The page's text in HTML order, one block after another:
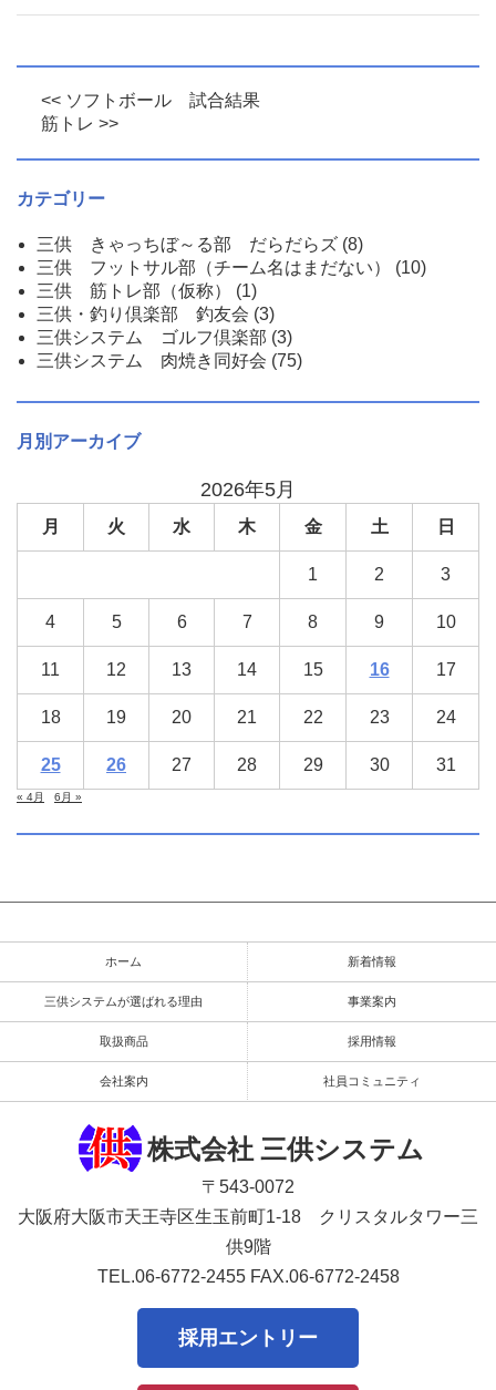
<< ソフトボール 試合結果
筋トレ >>
カテゴリー
三供 きゃっちぼ～る部 だらだらズ(8)
三供 フットサル部（チーム名はまだない）
(10)
三供 筋トレ部（仮称）
(1)
三供・釣り倶楽部 釣友会 (3)
三供システム ゴルフ倶楽部 (3)
三供システム 肉焼き同好会 (75)
月別アーカイブ
2026年5月
月 火 水 木 金 土 日
1 2 3
4 5 6 7 8 9 10
11 12 13 14 15 16 17
18 19 20 21 22 23 24
25 26 27 28 29 30 31
« 4月 6月 »
ホーム 新着情報
三供システムが選ばれる理由 事業案内
取扱商品 採用情報
会社案内 社員コミュニティ
株式会社 三供システム
〒543-0072
大阪府大阪市天王寺区生玉前町1-18 クリスタルタワー三
供9階
TEL.06-6772-2455FAX.06-6772-2458
採用エントリー